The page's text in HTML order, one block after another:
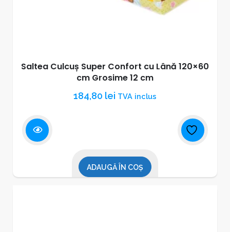
Saltea Culcuș Super Confort cu Lână 120×60
cm Grosime 12 cm
184,80 lei TVA inclus
ADAUGĂ ÎN COȘ